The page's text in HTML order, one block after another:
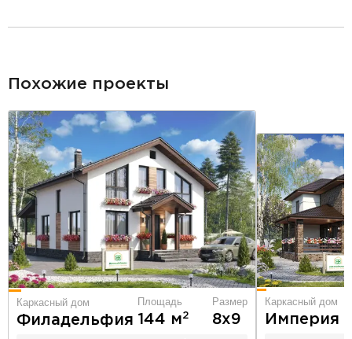
Похожие проекты
Каркасный дом
Филадельфия
Площадь
144 м2
Размер
8х9
Каркасный дом
Империя